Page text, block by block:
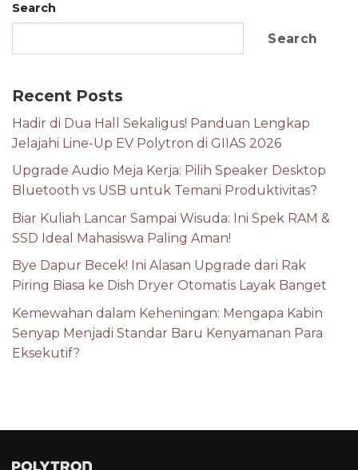
Search
Search
Recent Posts
Hadir di Dua Hall Sekaligus! Panduan Lengkap
Jelajahi Line-Up EV Polytron di GIIAS 2026
Upgrade Audio Meja Kerja: Pilih Speaker Desktop
Bluetooth vs USB untuk Temani Produktivitas?
Biar Kuliah Lancar Sampai Wisuda: Ini Spek RAM &
SSD Ideal Mahasiswa Paling Aman!
Bye Dapur Becek! Ini Alasan Upgrade dari Rak
Piring Biasa ke Dish Dryer Otomatis Layak Banget
Kemewahan dalam Keheningan: Mengapa Kabin
Senyap Menjadi Standar Baru Kenyamanan Para
Eksekutif?